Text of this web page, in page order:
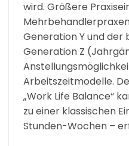
wird. Größere
Generation Y und der
Generation Z
Arbeitszeitmodelle.
„Work Life Balance“
zu einer klassischen
Stunden-Wochen –